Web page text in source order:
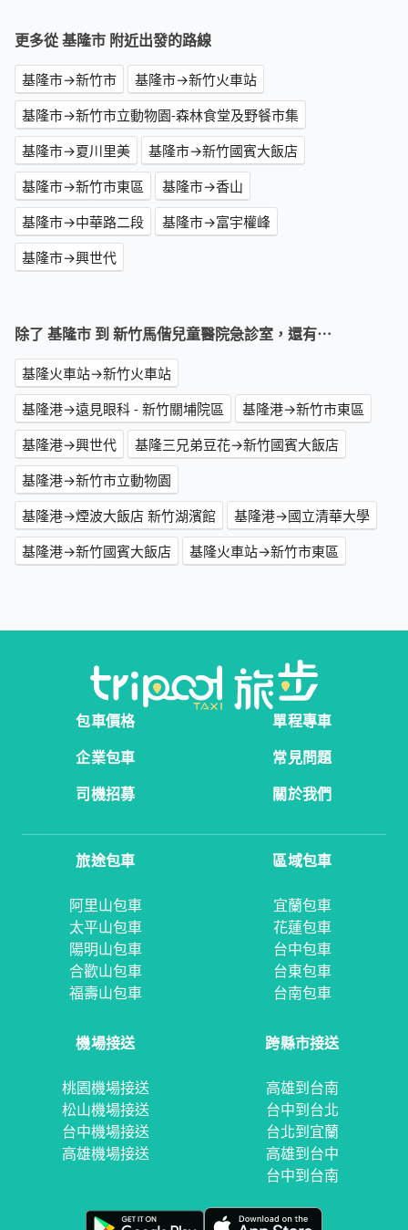
更多從 基隆市 附近出發的路線
基隆市→新竹市
基隆市→新竹火車站
基隆市→新竹市立動物園-森林食堂及野餐市集
基隆市→夏川里美
基隆市→新竹國賓大飯店
基隆市→新竹市東區
基隆市→香山
基隆市→中華路二段
基隆市→富宇權峰
基隆市→興世代
除了 基隆市 到 新竹馬偕兒童醫院急診室，還有⋯
基隆火車站→新竹火車站
基隆港→遠見眼科 - 新竹關埔院區
基隆港→新竹市東區
基隆港→興世代
基隆三兄弟豆花→新竹國賓大飯店
基隆港→新竹市立動物園
基隆港→煙波大飯店 新竹湖濱館
基隆港→國立清華大學
基隆港→新竹國賓大飯店
基隆火車站→新竹市東區
包車價格
單程專車
企業包車
常見問題
司機招募
關於我們
旅途包車
阿里山包車
太平山包車
陽明山包車
合歡山包車
福壽山包車
區域包車
宜蘭包車
花蓮包車
台中包車
台東包車
台南包車
機場接送
桃園機場接送
松山機場接送
台中機場接送
高雄機場接送
跨縣市接送
高雄到台南
台中到台北
台北到宜蘭
高雄到台中
台中到台南